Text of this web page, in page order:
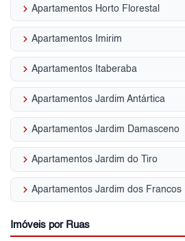
keyboard_arrow_right Apartamentos Horto Florestal
keyboard_arrow_right Apartamentos Imirim
keyboard_arrow_right Apartamentos Itaberaba
keyboard_arrow_right Apartamentos Jardim Antártica
keyboard_arrow_right Apartamentos Jardim Damasceno
keyboard_arrow_right Apartamentos Jardim do Tiro
keyboard_arrow_right Apartamentos Jardim dos Francos
Imóveis por Ruas